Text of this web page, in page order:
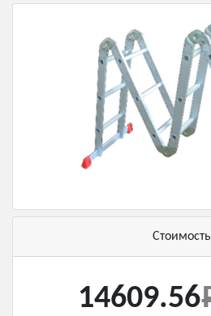
Стоимость
14609.56